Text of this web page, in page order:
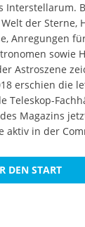
Interstellarum.
der Sterne,
Anregungen
sowie
Astroszene
erschien die
Teleskop-
Magazins
aktiv in der
DEN START